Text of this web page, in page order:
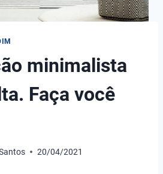
minimalista
Faça você
20/04/2021